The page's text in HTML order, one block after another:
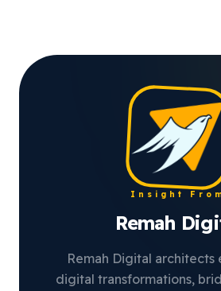
Insight
Remah
Remah Digital
digital transformations,